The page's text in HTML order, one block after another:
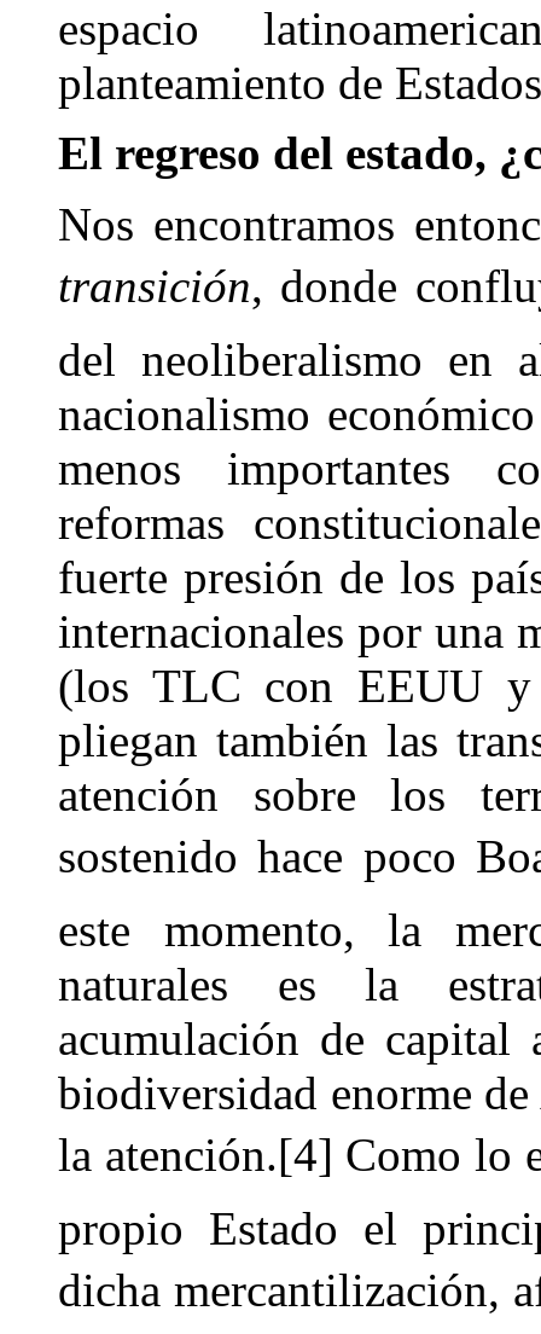
espacio
planteamiento de
El regreso del estado,
Nos encontramos
transición, donde
del neoliberalismo en
nacionalismo
menos importantes
reformas
fuerte presión de los
internacionales por una
(los TLC con EEUU
pliegan también las
atención sobre los
sostenido hace poco
este momento, la
naturales es la
acumulación de
biodiversidad enorme
la atención.[4] Como lo
propio Estado el
dicha